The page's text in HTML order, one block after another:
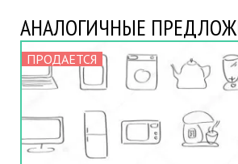
АНАЛОГИЧНЫЕ
ПРОДАЕТСЯ